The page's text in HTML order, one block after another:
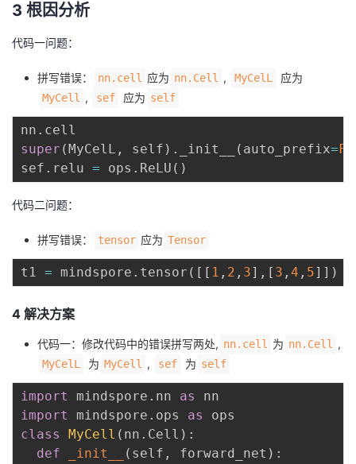
3 根因分析
代码一问题：
拼写错误： nn.cell 应为 nn.Cell , MyCelL 应为
MyCell , sef 应为 self
nn .
super (MyCelL , self ) . _init__ ( auto_prefix=
sef . relu = ops . ReLU ( )
代码二问题：
拼写错误： tensor 应为 Tensor
t1 = mindspore . tensor ( [ [ 1 , 2 , 3] , [ 3 , 4 , 5] ] )
4 解决方案
代码一：修改代码中的错误拼写两处, nn.cell 为 nn.Cell ,
MyCelL 为 MyCell , sef 为 self
import mindspore . nn as
import
mindspore . ops as
class
MyCell ( nn . Cell ) :
def
_init__ ( self , forward_net ) :